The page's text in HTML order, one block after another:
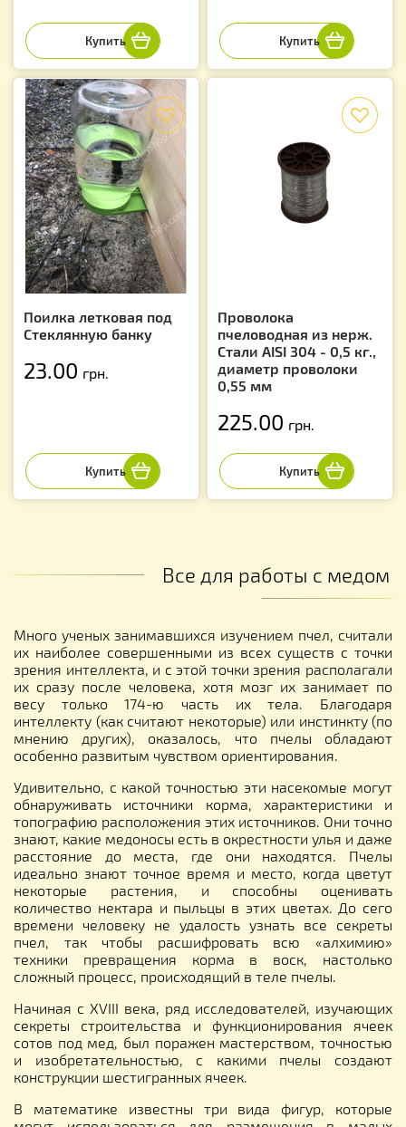
Поилка летковая под
Стеклянную банку
23.00 грн.
Проволока
пчеловодная из нерж.
Стали AISI 304 - 0,5 кг.,
диаметр проволоки
0,55 мм
225.00 грн.
Все для работы с медом
Много ученых занимавшихся изучением пчел, считали
их наиболее совершенными из всех существ с точки
зрения интеллекта, и с этой точки зрения располагали
их сразу после человека, хотя мозг их занимает по
весу только 174-ю часть их тела. Благодаря
интеллекту (как считают некоторые) или инстинкту (по
мнению других), оказалось, что пчелы обладают
особенно развитым чувством ориентирования.
Удивительно, с какой точностью эти насекомые могут
обнаруживать источники корма, характеристики и
топографию расположения этих источников. Они точно
знают, какие медоносы есть в окрестности улья и даже
расстояние до места, где они находятся. Пчелы
идеально знают точное время и место, когда цветут
некоторые растения, и способны оценивать
количество нектара и пыльцы в этих цветах. До сего
времени человеку не удалость узнать все секреты
пчел, так чтобы расшифровать всю «алхимию»
техники превращения корма в воск, настолько
сложный процесс, происходящий в теле пчелы.
Начиная с XVIII века, ряд исследователей, изучающих
секреты строительства и функционирования ячеек
сотов под мед, был поражен мастерством, точностью
и изобретательностью, с какими пчелы создают
конструкции шестигранных ячеек.
В математике известны три вида фигур, которые